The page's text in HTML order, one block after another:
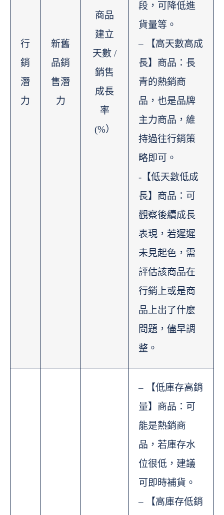
行
銷
潛
力
新舊
品銷
售潛
力
商品
建立
天數 /
銷售
成長
率
(%）
段，可降低進
貨量等。
– 【高天數高成
長】商品：長
青的熱銷商
品，也是品牌
主力商品，維
持過往行銷策
略即可。
-【低天數低成
長】商品：可
觀察後續成長
表現，若遲遲
未見起色，需
評估該商品在
行銷上或是商
品上出了什麼
問題，儘早調
整。
– 【低庫存高銷
量】商品：可
能是熱銷商
品，若庫存水
位很低，建議
可即時補貨。
– 【高庫存低銷